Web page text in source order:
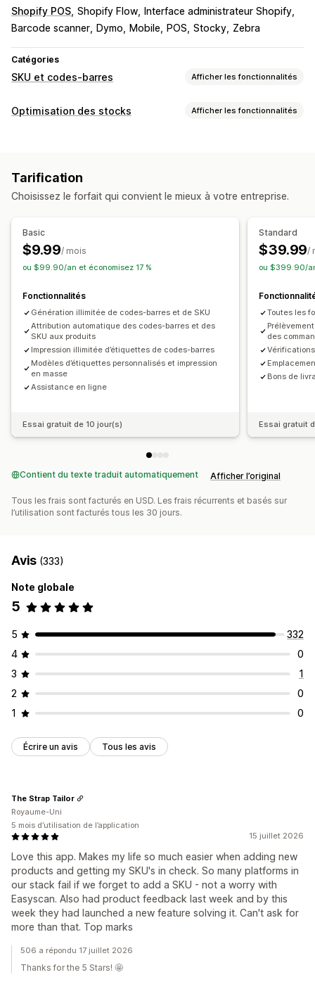
Shopify POS Shopify Flow
Interface administrateur Shopify
Barcode scanner
Dymo Mobile POS Stocky Zebra
Catégories
SKU et codes-barres Afficher les fonctionnalités
Gestion de code-barres
Gestion des SKU
Génération automatique
Génération groupée
Préfixe et suffixe
Intégration de code-barres
Abréviation de données
Variantes
Transfert de stock
Impression d’étiquettes
Impression automatique Impression en bloc
Modèles personnalisés Éléments personnalisés
Mises en page personnalisées Taille personnalisée
Emplacements du bac Images Bordereaux d’expédition
Listes de sélection
Optimisation des stocks Afficher les fonctionnalités
Codes-barres
Mises à jour en temps réel SKU
Importation et exportation
Planification des stocks
Optimisation par intelligence artificielle
Automatisation des flux de travail
Gestion des commandes
Commandes en souffrance
Traitement en bloc
Traitement automatique Bons de commande
Notifications et analyses de données
Tarification
Choisissez le forfait qui convient le mieux à votre entreprise.
Basic
$9.99/ mois
ou $99.90/an et économisez 17 %
Fonctionnalités
Génération illimitée de codes-barres et de SKU
Attribution automatique des codes-barres et des
SKU aux produits
Impression illimitée d’étiquettes de codes-barres
Modèles d’étiquettes personnalisés et impression
en masse
Assistance en ligne
Essai gratuit de 10 jour(s)
Standard
$39.99/
ou $399.90/
Toutes les
des
Bons de
Essai gratuit
Contient du texte traduit automatiquement Afficher l’original
Tous les frais sont facturés en USD. Les frais récurrents et basés sur
l’utilisation sont facturés tous les 30 jours.
Avis (333)
Note globale
5
5
332
4
0
3
1
2
0
1
0
Écrire un avis Tous les avis
15 juillet 2026
Love this app. Makes my life so much easier when adding new
products and getting my SKU's in check. So many platforms in
our stack fail if we forget to add a SKU - not a worry with
Easyscan. Also had product feedback last week and by this
week they had launched a new feature solving it. Can't ask for
more than that. Top marks
The Strap Tailor
Royaume-Uni
5 mois d’utilisation de l’application
506 a répondu 17 juillet 2026
Thanks for the 5 Stars! 🤩